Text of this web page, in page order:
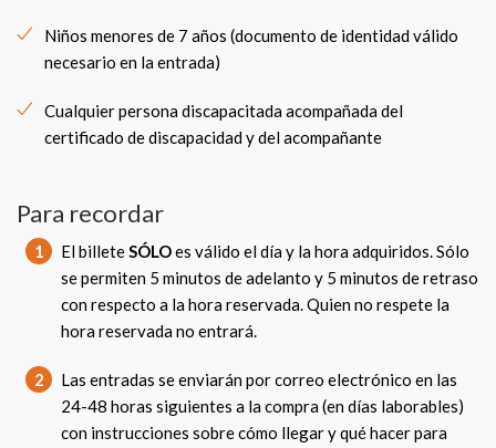
Niños menores de 7 años (documento de identidad válido
necesario en la entrada)
Cualquier persona discapacitada acompañada del
certificado de discapacidad y del acompañante
Para recordar
1 El billeteSÓLOes válido el día y la hora adquiridos. Sólo
se permiten 5 minutos de adelanto y 5 minutos de retraso
con respecto a la hora reservada. Quien no respete la
hora reservada no entrará.
2
Las entradas se enviarán por correo electrónico en las
24-48 horas siguientes a la compra (en días laborables)
con instrucciones sobre cómo llegar y qué hacer para